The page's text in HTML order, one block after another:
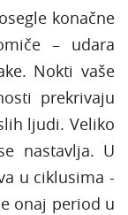
konačne
– udara
Nokti vaše
prekrivaju
ljudi. Veliko
nastavlja. U
u ciklusima -
onaj period u